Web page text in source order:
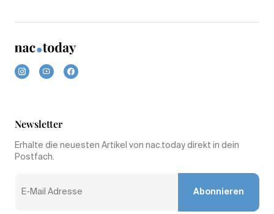
Newsletter
Erhalte die neuesten Artikel von nac.today direkt in dein
Postfach.
Abonnieren